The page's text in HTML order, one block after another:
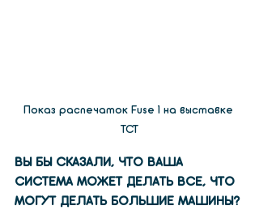
Показ распечаток Fuse 1 на выставке
TCT
ВЫ БЫ СКАЗАЛИ, ЧТО ВАША
СИСТЕМА МОЖЕТ ДЕЛАТЬ ВСЕ, ЧТО
МОГУТ ДЕЛАТЬ БОЛЬШИЕ МАШИНЫ?